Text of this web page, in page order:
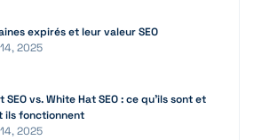
expirés et leur valeur SEO
2025
SEO vs. White Hat SEO : ce qu’ils sont et
ils fonctionnent
2025